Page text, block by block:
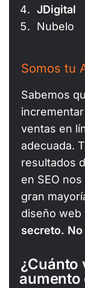
JDigital
Nubelo
Somos tu
Sabemos
ventas en
adecuada.
resultados
en SEO
gran
diseño
secreto.
¿Cuánto
aumento